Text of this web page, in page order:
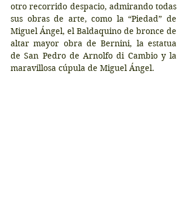
otro recorrido despacio, admirando todas
sus obras de arte, como la “Piedad” de
Miguel Ángel, el Baldaquino de bronce de
altar mayor obra de Bernini, la estatua
de San Pedro de Arnolfo di Cambio y la
maravillosa cúpula de Miguel Ángel.